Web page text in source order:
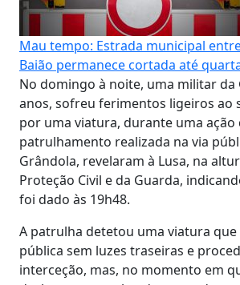
Mau tempo: Estrada municipal
Baião permanece cortada até
No domingo à noite, uma militar da
anos, sofreu ferimentos ligeiros ao
por uma viatura, durante uma ação
patrulhamento realizada na via
Grândola, revelaram à Lusa, na
Proteção Civil e da Guarda,
foi dado às 19h48.
A patrulha detetou uma viatura que
pública sem luzes traseiras e
interceção, mas, no momento em